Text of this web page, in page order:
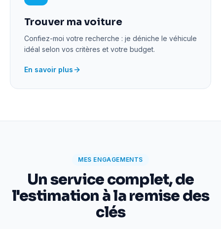
Trouver ma voiture
Confiez-moi votre recherche : je déniche le véhicule
idéal selon vos critères et votre budget.
En savoir plus
MES ENGAGEMENTS
Un service complet, de
l'estimation à la remise des
clés